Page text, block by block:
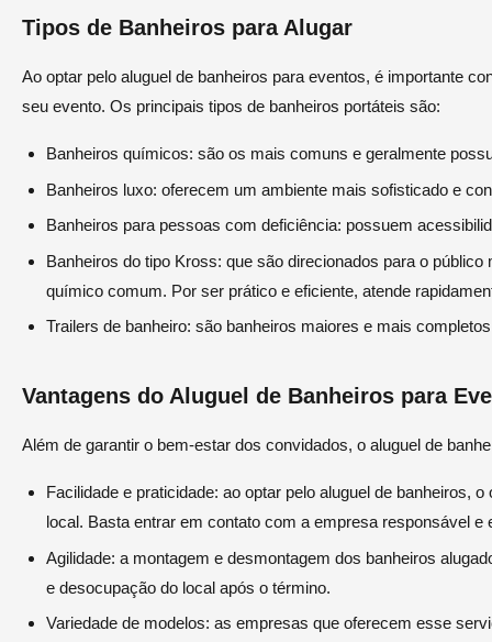
Tipos de Banheiros para Alugar
Ao optar pelo aluguel de banheiros para eventos, é importante
seu evento. Os principais tipos de banheiros portáteis são:
Banheiros químicos: são os mais comuns e geralmente
Banheiros luxo: oferecem um ambiente mais sofisticado e
Banheiros para pessoas com deficiência: possuem
Banheiros do tipo Kross: que são direcionados para o
químico comum. Por ser prático e eficiente, atende
Trailers de banheiro: são banheiros maiores e mais
Vantagens do Aluguel de Banheiros para
Além de garantir o bem-estar dos convidados, o aluguel de
Facilidade e praticidade: ao optar pelo aluguel de banheiros,
local. Basta entrar em contato com a empresa responsável
Agilidade: a montagem e desmontagem dos banheiros
e desocupação do local após o término.
Variedade de modelos: as empresas que oferecem esse